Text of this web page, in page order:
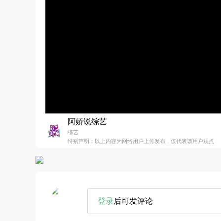
阿娇说综艺
综艺
特别声明：以上内容为网络用户上传发布，仅代表该用户观点
登录后可发评论